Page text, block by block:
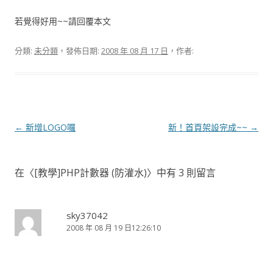
若覺得好用~~請回覆本文
分類: 未分類 ，發佈日期: 2008 年 08 月 17 日 ，作者:
文
覽
← 新增LOGO囉 新！首頁架設完成~~ →
在〈[教學]PHP計數器 (防灌水)〉中有 3 則留言
sky37042
2008 年 08 月 19 日12:26:10